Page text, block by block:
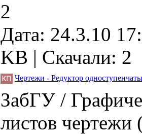
2
Дата: 24.3.10
KB | Скачали: 2
Чертежи - Редуктор
ЗабГУ /
листов